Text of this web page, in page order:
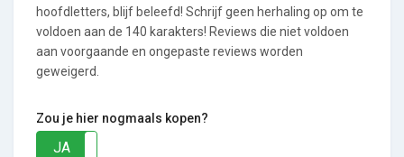
hoofdletters, blijf beleefd! Schrijf geen herhaling op om te
voldoen aan de 140 karakters! Reviews die niet voldoen
aan voorgaande en ongepaste reviews worden
geweigerd.
Zou je hier nogmaals kopen?
JA